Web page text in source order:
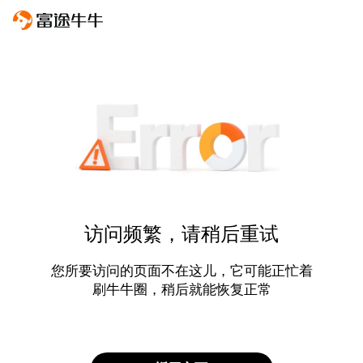
访问频繁，请稍后重试
您所要访问的页面不在这儿，它可能正忙着
刷牛牛圈，稍后就能恢复正常